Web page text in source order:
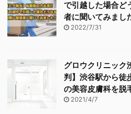
で引越した場合ど
者に聞いてみまし
2022/7/31
グロウクリニック
判】渋谷駅から徒
の美容皮膚科を脱
2021/4/7